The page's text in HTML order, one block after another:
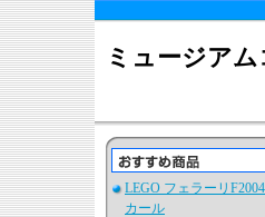
ミュージア
LEGO フェラーリ
カール